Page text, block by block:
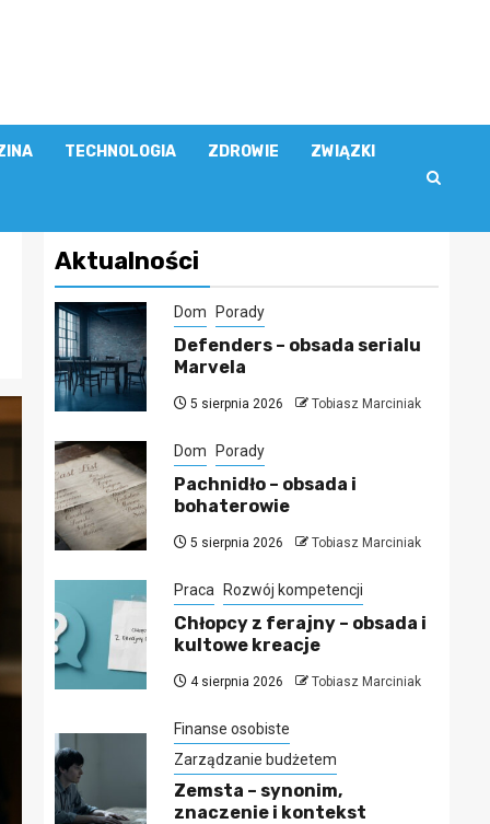
TECHNOLOGIA ZDROWIE ZWIĄZKI
Aktualności
Dom Porady
Defenders – obsada serialu
Marvela
5 sierpnia 2026 Tobiasz Marciniak
Dom Porady
Pachnidło – obsada i
bohaterowie
5 sierpnia 2026 Tobiasz Marciniak
Praca Rozwój kompetencji
Chłopcy z ferajny – obsada i
kultowe kreacje
4 sierpnia 2026 Tobiasz Marciniak
Finanse osobiste
Zarządzanie budżetem
Zemsta – synonim,
znaczenie i kontekst